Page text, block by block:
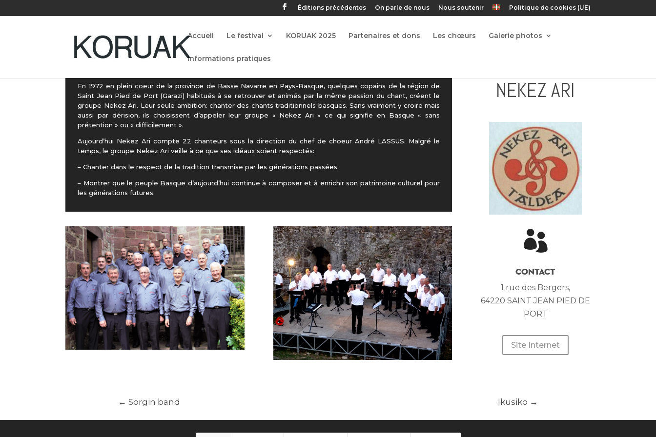
Éditions précédentes On parle de nous Nous soutenir Politique de cookies (UE)
Accueil Le festival KORUAK 2025 Partenaires et dons Les chœurs Galerie photos
Informations pratiques
En 1972 en plein coeur de la province de Basse Navarre en Pays-Basque, quelques copains de la région de
Saint Jean Pied de Port (Garazi) habitués à se retrouver et animés par la même passion du chant, créent le
groupe Nekez Ari. Leur seule ambition: chanter des chants traditionnels basques. Sans vraiment y croire mais
aussi par dérision, ils choisissent d’appeler leur groupe « Nekez Ari » ce qui signifie en Basque « sans
prétention » ou « difficilement ».
Aujourd’hui Nekez Ari compte 22 chanteurs sous la direction du chef de choeur André LASSUS. Malgré le
temps, le groupe Nekez Ari veille à ce que ses idéaux soient respectés:
– Chanter dans le respect de la tradition transmise par les générations passées.
– Montrer que le peuple Basque d’aujourd’hui continue à composer et à enrichir son patrimoine culturel pour
les générations futures.
NEKEZ ARI

Contact
1 rue des Bergers,
64220 SAINT JEAN PIED DE
PORT
Site Internet
← Sorgin band Ikusiko →